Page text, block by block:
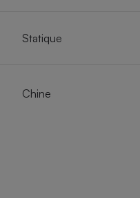
Statique
Chine